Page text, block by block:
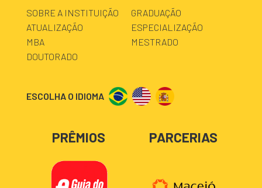
SOBRE A INSTITUIÇÃO
GRADUAÇÃO
ATUALIZAÇÃO
ESPECIALIZAÇÃO
MBA
MESTRADO
DOUTORADO
ESCOLHA O IDIOMA
PRÊMIOS PARCERIAS